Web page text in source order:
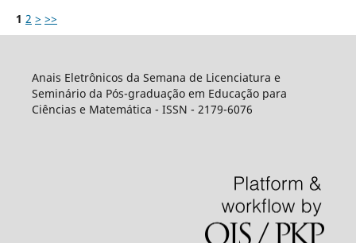
1 2 > >>
Anais Eletrônicos da Semana de Licenciatura e
Seminário da Pós-graduação em Educação para
Ciências e Matemática - ISSN - 2179-6076